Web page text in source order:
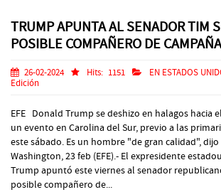
TRUMP APUNTA AL SENADOR TIM
POSIBLE COMPAÑERO DE CAMPAÑA
26-02-2024 Hits: 1151 EN ESTADOS
Edición
EFE Donald Trump se deshizo en halagos hacia
un evento en Carolina del Sur, previo a las
este sábado. Es un hombre "de gran calidad",
Washington, 23 feb (EFE).- El expresidente
Trump apuntó este viernes al senador
posible compañero de...